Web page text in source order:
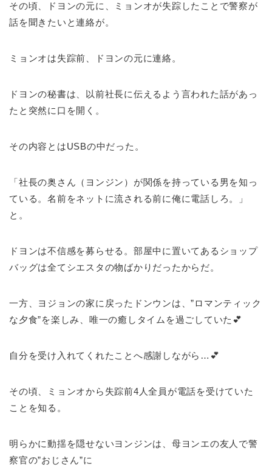
その頃、ドヨンの元に、ミョンオが失踪したことで警察が
話を聞きたいと連絡が。
ミョンオは失踪前、ドヨンの元に連絡。
ドヨンの秘書は、以前社長に伝えるよう言われた話があっ
たと突然に口を開く。
その内容とはUSBの中だった。
「社長の奥さん（ヨンジン）が関係を持っている男を知っ
ている。名前をネットに流される前に俺に電話しろ。」
と。
ドヨンは不信感を募らせる。部屋中に置いてあるショップ
バッグは全てシエスタの物ばかりだったからだ。
一方、ヨジョンの家に戻ったドンウンは、”ロマンティック
な夕食”を楽しみ、唯一の癒しタイムを過ごしていた💕
自分を受け入れてくれたことへ感謝しながら…💕
その頃、ミョンオから失踪前4人全員が電話を受けていた
ことを知る。
明らかに動揺を隠せないヨンジンは、母ヨンエの友人で警
察官の”おじさん”に